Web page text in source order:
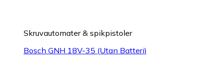
Skruvautomater & spikpistoler
Bosch GNH 18V-35 (Utan Batteri)